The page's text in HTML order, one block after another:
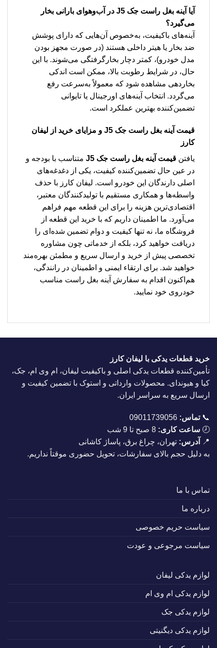
آیا آینه بغل راست جک J5 در آب‌وهوای بارانی بخار
می‌گیرد؟
آینه‌های باکیفیت، به‌خصوص آن‌هایی که دارای پوشش
ضد بخار یا هیتر داخلی هستند (در صورت مجهز بودن
مدل خودرو)، کمتر دچار بخارگرفتگی می‌شوند. با این
حال، در شرایط رطوبت بالا، ممکن است اندکی
بخاردهی مشاهده شود که معمولاً به‌سرعت رفع
می‌گردد. انتخاب آینه‌های اورجینال یا تایوانی
تضمین‌کننده بهترین عملکرد است.
قیمت آینه بغل راست جک J5 و مزایای خرید از لیفان
کارز
یافتن قیمت آینه بغل راست جک J5
متناسب با بودجه و
در عین حال تضمین‌کننده کیفیت، یکی از دغدغه‌های
اصلی دارندگان این خودرو است. لیفان کارز با حذف
واسطه‌ها و همکاری مستقیم با تولیدکنندگان معتبر،
اقتصادی‌ترین هزینه را برای این قطعه مهم فراهم
می‌آورد. ما اطمینان داریم که با خرید این قطعه از
فروشگاه ما، نه تنها کیفیت و دوام تضمین شده‌ای را
دریافت خواهید کرد، بلکه از خدماتی چون مشاوره
تخصصی پیش از خرید و ارسال سریع و مطمئن بهره‌مند
خواهید شد. برای ارتقاء ایمنی و اطمینان در رانندگی،
هم‌اکنون اقدام به سفارش آینه بغل راست مناسب
خودروی خود نمایید.
خرید قطعات یدکی با لیفان کارز
تأمین‌کننده قطعات یدکی اصلی و باکیفیت لیفان، ام وی ام، جک،
کیا و هیوندای. محصولات وارداتی و استوک با تضمین کیفیت و
ارسال سریع به سراسر ایران.
📞تماس: 09011739056
🕗 ساعت کاری:
📍
آدرس: تهران، چراغ برق، پاساژ کاشانی
به دلیل حجم بالای سفارشات، تحویل حضوری موقتاً نداریم.
تماس با ما
درباره ما
سیاست حریم خصوصی
سیاست مرجوعی و عودت
لوازم یدکی لیفان
لوازم یدکی ام وی ام
لوازم یدکی جک
لوازم یدکی دیگنیتی